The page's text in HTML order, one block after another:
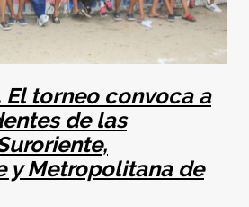
El torneo convoca a
de las
y Metropolitana de